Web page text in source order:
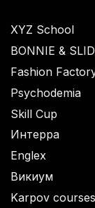
XYZ School
BONNIE &
Fashion
Psychodemia
Skill Cup
Интерра
Englex
Викиум
Karpov courses